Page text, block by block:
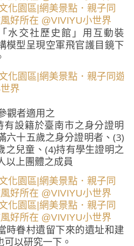
水交社歷史館」用互動裝
模型呈現空軍飛官護目鏡下
觀者適用之
有設籍於臺南市之身分證明
六十五歲之身分證明者、(3)
之兒童、(4)持有學生證明之
以上團體之成員
時眷村遺留下來的遺址和建
以研究一下。